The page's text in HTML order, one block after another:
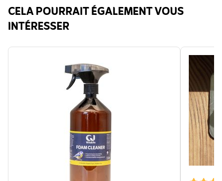
CELA POURRAIT ÉGALEMENT VOUS
INTÉRESSER